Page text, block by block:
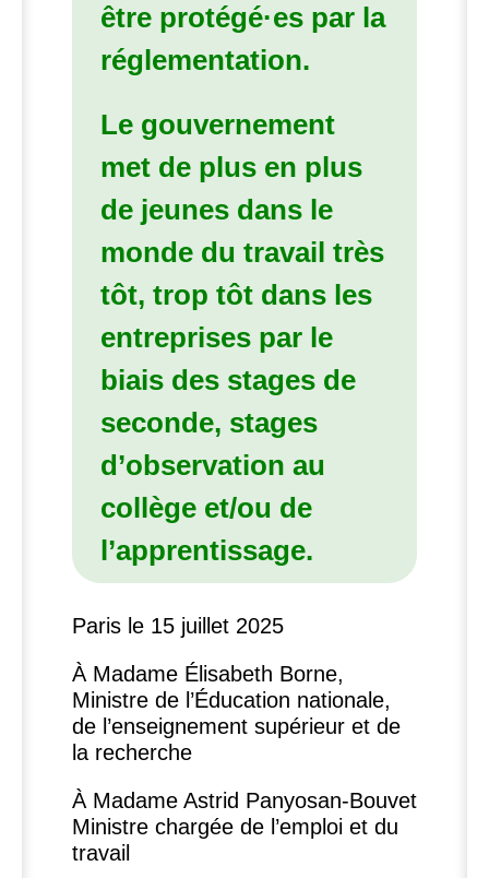
être protégé·es par la
réglementation.
Le gouvernement
met de plus en plus
de jeunes dans le
monde du travail très
tôt, trop tôt dans les
entreprises par le
biais des stages de
seconde, stages
d’observation au
collège et/ou de
l’apprentissage.
Paris le 15 juillet 2025
À Madame Élisabeth Borne,
Ministre de l’Éducation nationale,
de l’enseignement supérieur et de
la recherche
À Madame Astrid Panyosan-Bouvet
Ministre chargée de l’emploi et du
travail